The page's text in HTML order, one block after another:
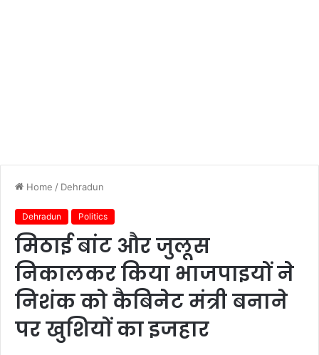
Home / Dehradun
Dehradun Politics
मिठाई बांट और जुलूस
निकालकर किया भाजपाइयों ने
निशंक को कैबिनेट मंत्री बनाने
पर खुशियों का इजहार